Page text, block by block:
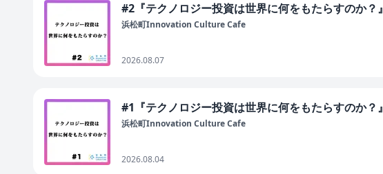
#2『テクノロジー投資は世界に何をもたらすのか？』
浜松町Innovation Culture Cafe
2026.08.07
#1『テクノロジー投資は世界に何をもたらすのか？』
浜松町Innovation Culture Cafe
2026.08.04